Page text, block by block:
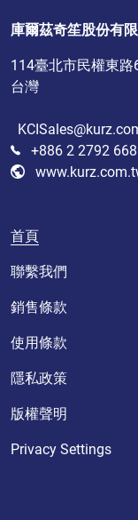
庫爾茲奇笙股份有
114臺北市民權東
台灣
+886 2 2792
首頁
聯繫我們
銷售條款
使用條款
隱私政策
版權聲明
Privacy Settings